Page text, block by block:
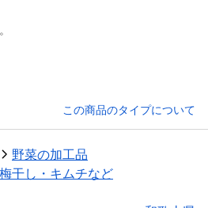
この商品のタイプについて
野菜の加工品
干し・キムチなど